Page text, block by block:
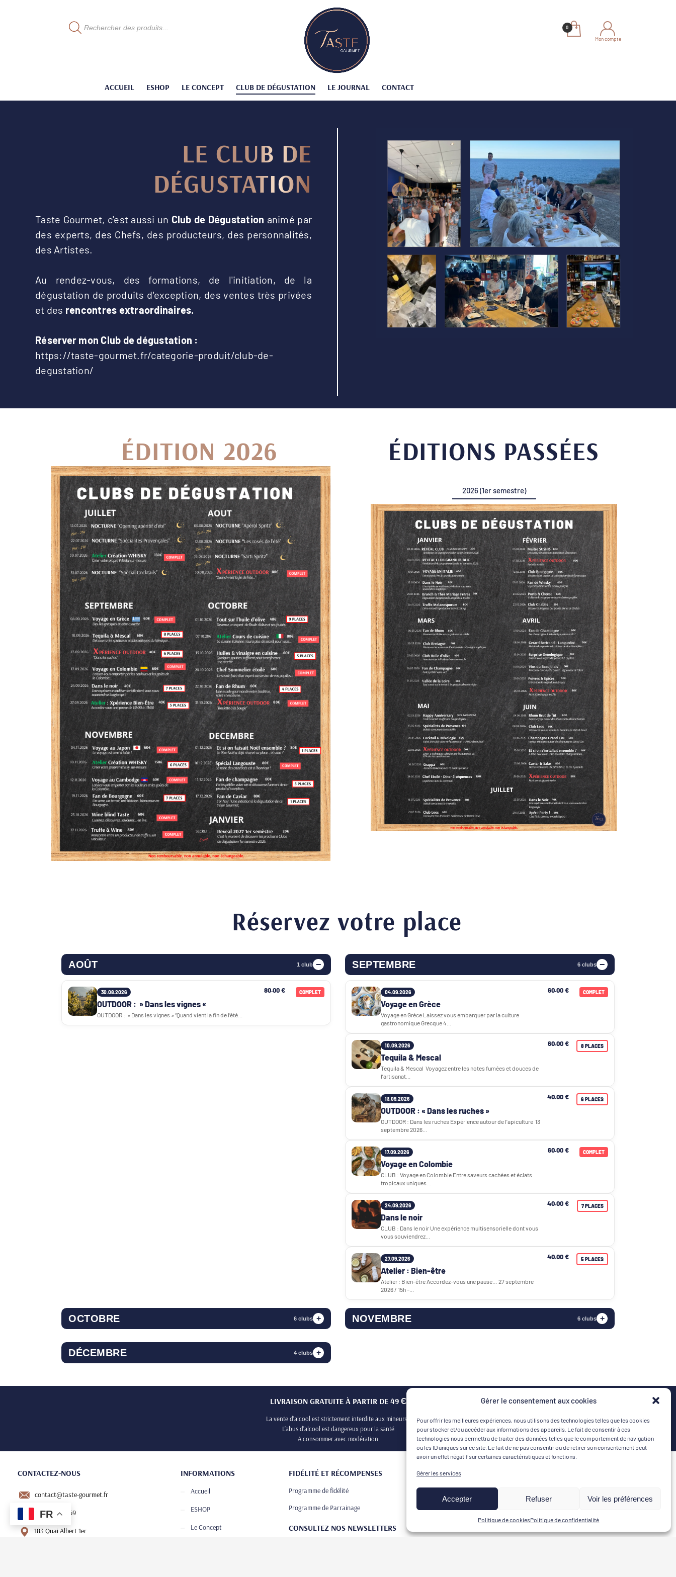
Gérer le consentement aux cookies
Pour offrir les meilleures expériences, nous utilisons des technologies telles que les cookies
pour stocker et/ou accéder aux informations des appareils. Le fait de consentir à ces
technologies nous permettra de traiter des données telles que le comportement de navigation
ou les ID uniques sur ce site. Le fait de ne pas consentir ou de retirer son consentement peut
avoir un effet négatif sur certaines caractéristiques et fonctions.
Gérer les services
Accepter Refuser Voir les préférences
Politique de cookiesPolitique de confidentialité
Recherche
de
produits
ACCUEIL ESHOP LE CONCEPT CLUB DE DÉGUSTATION LE JOURNAL CONTACT
Mon compte
LE CLUB DE
DÉGUSTATION
Taste Gourmet, c'est aussi un Club de Dégustation animé par
des experts, des Chefs, des producteurs, des personnalités,
des Artistes.
Au rendez-vous, des formations, de l'initiation, de la
dégustation de produits d'exception, des ventes très privées
et des rencontres extraordinaires.
Réserver mon Club de dégustation :
https://taste-gourmet.fr/categorie-produit/club-de-
degustation/
ÉDITION 2026 ÉDITIONS PASSÉES
2026 (1er semestre)
Réservez votre place
AOÛT 1 club
30.08.2026
OUTDOOR : » Dans les vignes «
OUTDOOR : » Dans les vignes » “Quand vient la fin de l’été...
80.00 € COMPLET
SEPTEMBRE 6 clubs
04.09.2026
Voyage en Grèce
Voyage en Grèce Laissez vous embarquer par la culture
gastronomique Grecque 4...
60.00 € COMPLET
10.09.2026
Tequila & Mescal
Tequila & Mescal Voyagez entre les notes fumées et douces de
l’artisanat...
60.00 € 8 PLACES
13.09.2026
OUTDOOR : « Dans les ruches »
OUTDOOR : Dans les ruches Expérience autour de l’apiculture 13
septembre 2026...
40.00 € 6 PLACES
17.09.2026
Voyage en Colombie
CLUB : Voyage en Colombie Entre saveurs cachées et éclats
tropicaux uniques...
60.00 € COMPLET
24.09.2026
Dans le noir
CLUB : Dans le noir Une expérience multisensorielle dont vous
vous souviendrez...
40.00 € 7 PLACES
27.09.2026
Atelier : Bien-être
Atelier : Bien-être Accordez-vous une pause… 27 septembre
2026 / 15h –...
40.00 € 5 PLACES
OCTOBRE 6 clubs + NOVEMBRE 6 clubs +
DÉCEMBRE 4 clubs +
LIVRAISON GRATUITE À PARTIR DE 49 Є
La vente d’alcool est strictement interdite aux mineurs !
L’abus d’alcool est dangereux pour la santé
A consommer avec modération
CONTACTEZ-NOUS
contact@taste-gourmet.fr
04 94 54 62 69
183 Quai Albert 1er
INFORMATIONS
Accueil
ESHOP
Le Concept
FIDÉLITÉ ET RÉCOMPENSES
Programme de fidélité
Programme de Parrainage
CONSULTEZ NOS NEWSLETTERS
MON COMPTE
Connexion | Créer un compte
Mes commandes
FR